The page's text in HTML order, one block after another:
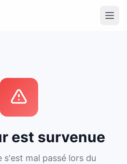
est survenue
s'est mal passé lors du